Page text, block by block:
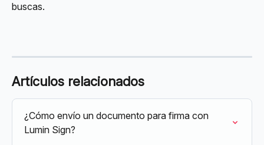
buscas.
Artículos relacionados
¿Cómo envío un documento para firma con
Lumin Sign?